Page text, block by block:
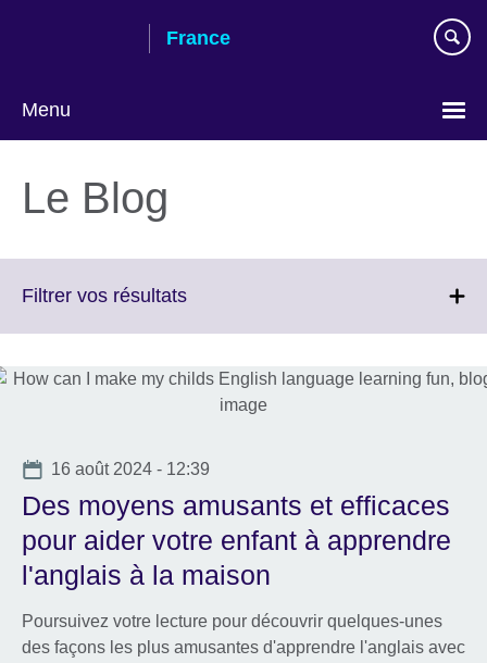
France
Menu
language
Le Blog
Filtrer vos résultatsClick
More
information
available.
Date
16 août 2024 - 12:39
Des moyens amusants et efficaces
pour aider votre enfant à apprendre
l'anglais à la maison
Poursuivez votre lecture pour découvrir quelques-unes
des façons les plus amusantes d'apprendre l'anglais avec